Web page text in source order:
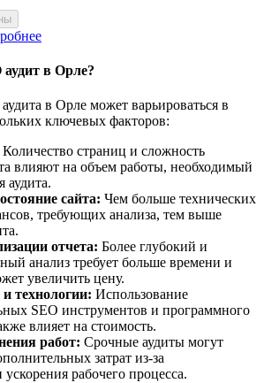
в Орле?
в Орле может варьироваться в
ключевых факторов:
Количество страниц и сложность
влияют на объем работы, необходимый
аудита.
сайта: Чем больше технических
требующих анализа, тем выше
отчета: Более глубокий и
анализ требует больше времени и
увеличить цену.
технологии: Использование
SEO инструментов и программного
влияет на стоимость.
работ: Срочные аудиты могут
затрат из-за
рабочего процесса.